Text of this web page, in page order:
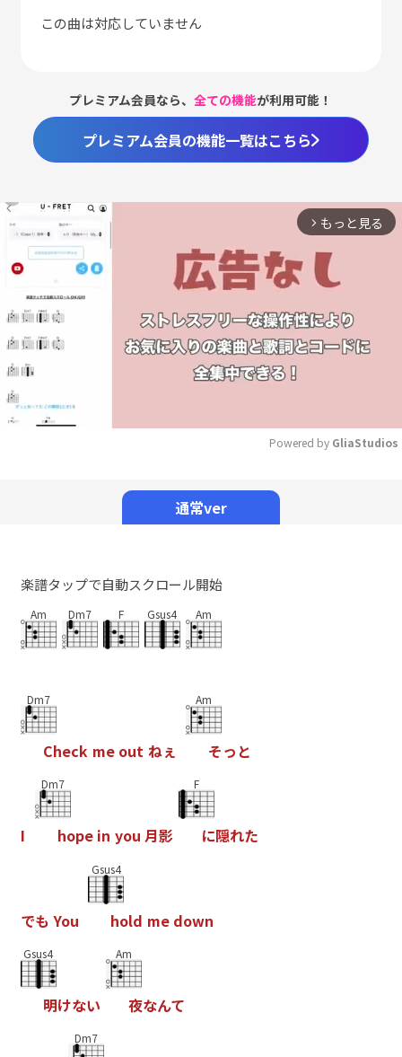
この曲は対応していません
プレミアム会員なら、全ての機能が利用可能！
プレミアム会員の機能一覧はこちら
arrow_forward_ios もっと見る
Powered by GliaStudios
通常ver
楽譜タップで自動スクロール開始
Am Dm7 F Gsus4 Am
Dm7
Check me out ねぇ
Am
そっ と
I
Dm7
hope in you 月影
F
に隠れた
でも You
Gsus4
hold me down
Gsus4
明けない
Am
夜なんて
Dm7